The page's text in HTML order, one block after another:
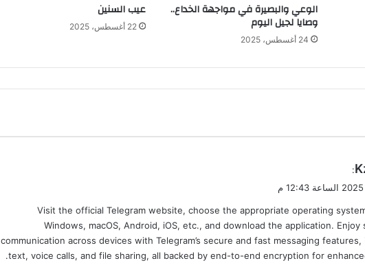
الوعي والبصيرة في مواجهة الخداع..
وصايا لجيل اليوم
24 أغسطس، 2025
عيب السنين
22 أغسطس، 2025
:
Visit the official Telegram website, choose the appropriate operating
Windows, macOS, Android, iOS, etc., and download the application. Enjoy
communication across devices with Telegram’s secure and fast messaging features,
text, voice calls, and file sharing, all backed by end-to-end encryption for